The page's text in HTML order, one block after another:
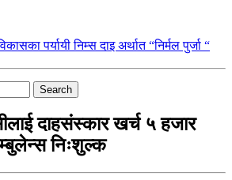
पर्यायी निम्स दाइ अर्थात “निर्मल पुर्जा “
Search
दाहसंस्कार खर्च ५ हजार
निःशुल्क